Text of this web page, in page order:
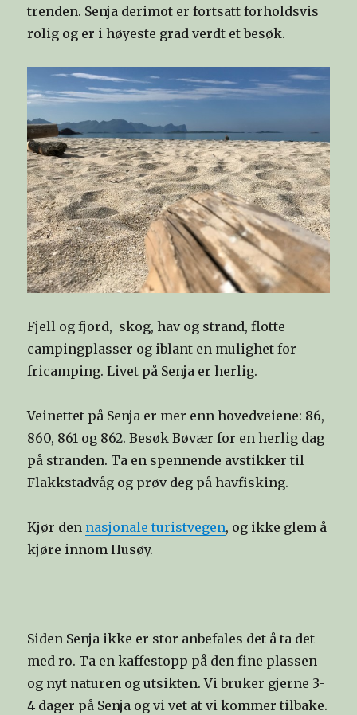
trenden. Senja derimot er fortsatt forholdsvis
rolig og er i høyeste grad verdt et besøk.
Fjell og fjord, skog, hav og strand, flotte
campingplasser og iblant en mulighet for
fricamping. Livet på Senja er herlig.
Veinettet på Senja er mer enn hovedveiene: 86,
860, 861 og 862. Besøk Bøvær for en herlig dag
på stranden. Ta en spennende avstikker til
Flakkstadvåg og prøv deg på havfisking.
Kjør den nasjonale turistvegen, og ikke glem å
kjøre innom Husøy.
Siden Senja ikke er stor anbefales det å ta det
med ro. Ta en kaffestopp på den fine plassen
og nyt naturen og utsikten. Vi bruker gjerne 3-
4 dager på Senja og vi vet at vi kommer tilbake.